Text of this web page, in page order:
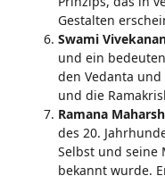
Gestalten
Swami
und ein
den Vedanta
und die
Ramana
des 20.
Selbst und seine
bekannt wurde.